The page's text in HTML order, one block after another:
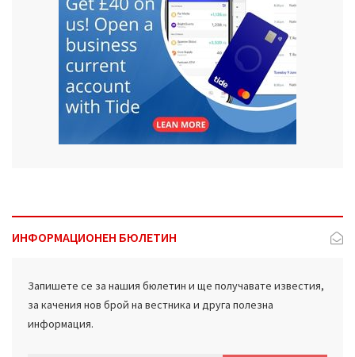
ИНФОРМАЦИОНЕН БЮЛЕТИН
Запишете се за нашия бюлетин и ще получавате известия,
за качения нов брой на вестника и друга полезна
информация.